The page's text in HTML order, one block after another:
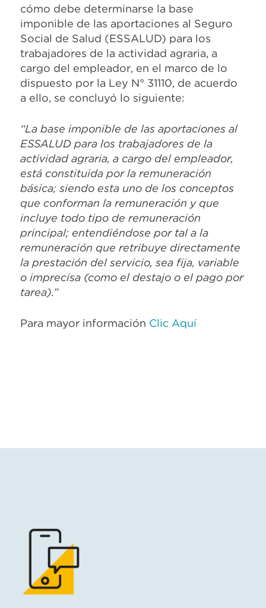
cómo debe determinarse la base
imponible de las aportaciones al Seguro
Social de Salud (ESSALUD) para los
trabajadores de la actividad agraria, a
cargo del empleador, en el marco de lo
dispuesto por la Ley N° 31110, de acuerdo
a ello, se concluyó lo siguiente:
“La base imponible de las aportaciones al
ESSALUD para los trabajadores de la
actividad agraria, a cargo del empleador,
está constituida por la remuneración
básica; siendo esta uno de los conceptos
que conforman la remuneración y que
incluye todo tipo de remuneración
principal; entendiéndose por tal a la
remuneración que retribuye directamente
la prestación del servicio, sea fija, variable
o imprecisa (como el destajo o el pago por
tarea).”
Para mayor información Clic Aquí